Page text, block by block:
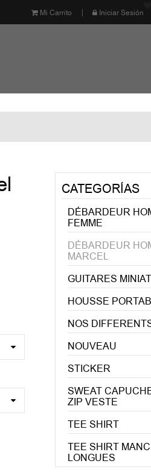
Mi Carrito Iniciar Sesión
CATEGORÍAS
DÉBARDEUR
FEMME
DÉBARDEUR
MARCEL
GUITARES
HOUSSE
NOS
NOUVEAU
STICKER
SWEAT
ZIP VESTE
TEE SHIRT
TEE SHIRT
LONGUES